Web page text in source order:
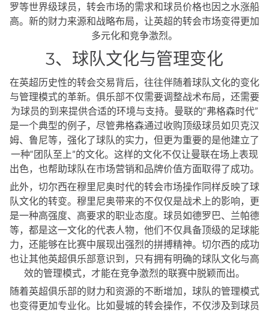
罗等世界级球员，转会市场的需求和球员价格也因之水涨船
高。新的财力来源和战略布局，让英超的转会市场变得更加
多元化和竞争激烈。
3、球队文化与管理变化
在英超历史性的转会交易背后，往往伴随着球队文化的变化
与管理模式的革新。俱乐部不仅需要调整战术布局，还需要
为球员的到来提供合适的环境与支持。曼联的“弗格森时代”
是一个典型的例子，尽管弗格森通过收购顶级球员如贝克汉
姆、鲁尼等，强化了球队的实力，但更为重要的是他建立了
一种“团队至上”的文化。这样的文化不仅让曼联在场上表现
出色，也帮助球队在市场营销和品牌价值方面取得了成功。
此外，切尔西在穆里尼奥时代的转会市场操作同样反映了球
队文化的转变。穆里尼奥带来的不仅仅是战术上的影响，更
是一种高强度、高要求的职业态度。球员如德罗巴、兰帕德
等，都是这一文化的代表人物，他们不仅具备顶级的足球能
力，还能够在比赛中展现出强烈的拼搏精神。切尔西的成功
也让其他英超俱乐部意识到，只有拥有明确的球队文化与高
效的管理模式，才能在竞争激烈的联赛中脱颖而出。
随着英超俱乐部的财力和资源的不断增加，球队的管理模式
也变得更加专业化。比如曼城的转会操作，不仅涉及到球员